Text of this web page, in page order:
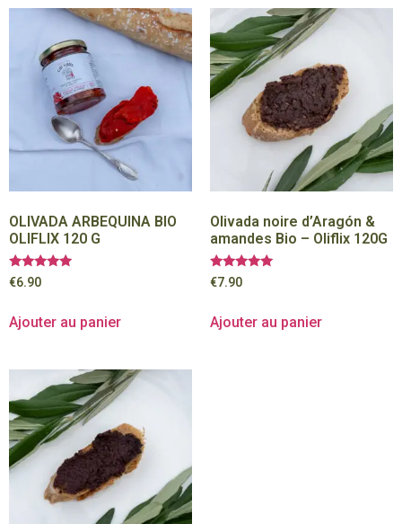
OLIVADA ARBEQUINA BIO
OLIFLIX 120 G
Note
5.00
€6.90
Ajouter au panier
Olivada noire d’Aragón &
amandes Bio – Oliflix 120G
Note
5.00
€7.90
Ajouter au panier